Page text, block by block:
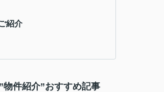
紹介
”物件紹介”おすすめ記事